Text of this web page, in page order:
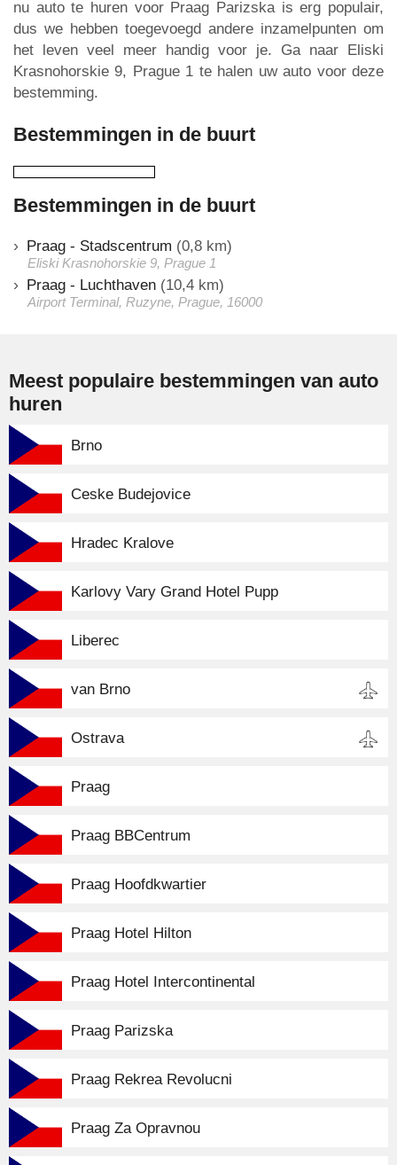
nu auto te huren voor Praag Parizska is erg populair,
dus we hebben toegevoegd andere inzamelpunten om
het leven veel meer handig voor je. Ga naar Eliski
Krasnohorskie 9, Prague 1 te halen uw auto voor deze
bestemming.
Bestemmingen in de buurt
Bestemmingen in de buurt
Praag - Stadscentrum (0,8 km)
Eliski Krasnohorskie 9, Prague 1
Praag - Luchthaven (10,4 km)
Airport Terminal, Ruzyne, Prague, 16000
Meest populaire bestemmingen van auto
huren
Brno
Ceske Budejovice
Hradec Kralove
Karlovy Vary Grand Hotel Pupp
Liberec
van Brno
Ostrava
Praag
Praag BBCentrum
Praag Hoofdkwartier
Praag Hotel Hilton
Praag Hotel Intercontinental
Praag Parizska
Praag Rekrea Revolucni
Praag Za Opravnou